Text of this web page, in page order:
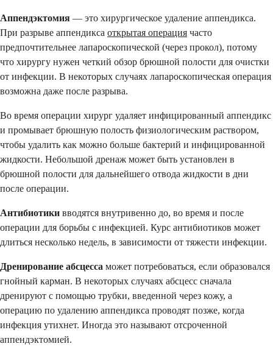
Аппендэктомия — это хирургическое удаление аппендикса.
При разрыве аппендикса открытая операция часто
предпочтительнее лапароскопической (через прокол), потому
что хирургу нужен четкий обзор брюшной полости для очистки
от инфекции. В некоторых случаях лапароскопическая операция
возможна даже после разрыва.
Во время операции хирург удаляет инфицированный аппендикс
и промывает брюшную полость физиологическим раствором,
чтобы удалить как можно больше бактерий и инфицированной
жидкости. Небольшой дренаж может быть установлен в
брюшной полости для дальнейшего отвода жидкости в дни
после операции.
Антибиотики вводятся внутривенно до, во время и после
операции для борьбы с инфекцией. Курс антибиотиков может
длиться несколько недель, в зависимости от тяжести инфекции.
Дренирование абсцесса может потребоваться, если образовался
гнойный карман. В некоторых случаях абсцесс сначала
дренируют с помощью трубки, введенной через кожу, а
операцию по удалению аппендикса проводят позже, когда
инфекция утихнет. Иногда это называют отсроченной
аппендэктомией.